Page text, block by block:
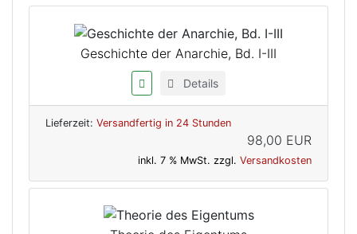
Geschichte der Anarchie, Bd. I-III
Details
Lieferzeit: Versandfertig in 24 Stunden
98,00 EUR
inkl. 7 % MwSt. zzgl. Versandkosten